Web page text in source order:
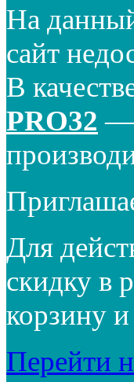
На
сайт
В
PRO32 —
Для
скидку в
корзину
Перейти